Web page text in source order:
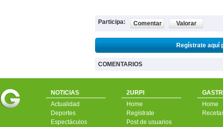
Participa: Comentar Valorar
Regístrate aquí
COMENTARIOS
NOTICIAS
Actualidad
Deportes
Espectáculos
2URPI
Home
Regístrate
Post de usuarios
Home